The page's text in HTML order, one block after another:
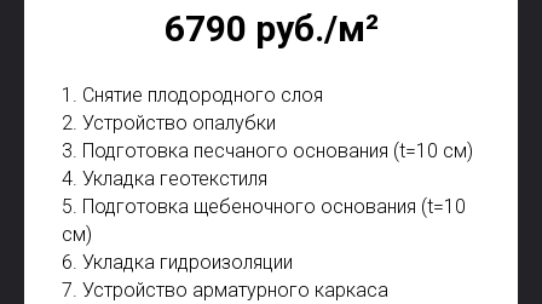
6790 руб./м²
1. Снятие плодородного слоя
2. Устройство опалубки
3. Подготовка песчаного основания (t=10 см)
4. Укладка геотекстиля
5. Подготовка щебеночного основания (t=10
см)
6. Укладка гидроизоляции
7. Устройство арматурного каркаса